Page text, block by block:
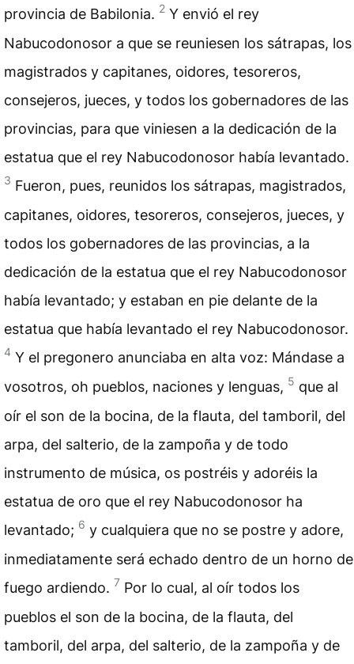
provincia de Babilonia. 2 Y envió el rey
Nabucodonosor a que se reuniesen los sátrapas, los
magistrados y capitanes, oidores, tesoreros,
consejeros, jueces, y todos los gobernadores de las
provincias, para que viniesen a la dedicación de la
estatua que el rey Nabucodonosor había levantado.
3 Fueron, pues, reunidos los sátrapas, magistrados,
capitanes, oidores, tesoreros, consejeros, jueces, y
todos los gobernadores de las provincias, a la
dedicación de la estatua que el rey Nabucodonosor
había levantado; y estaban en pie delante de la
estatua que había levantado el rey Nabucodonosor.
4 Y el pregonero anunciaba en alta voz: Mándase a
vosotros, oh pueblos, naciones y lenguas, 5 que al
oír el son de la bocina, de la flauta, del tamboril, del
arpa, del salterio, de la zampoña y de todo
instrumento de música, os postréis y adoréis la
estatua de oro que el rey Nabucodonosor ha
levantado; 6 y cualquiera que no se postre y adore,
inmediatamente será echado dentro de un horno de
fuego ardiendo. 7 Por lo cual, al oír todos los
pueblos el son de la bocina, de la flauta, del
tamboril, del arpa, del salterio, de la zampoña y de